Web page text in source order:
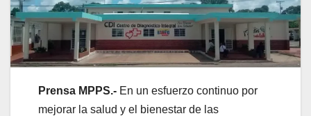
Prensa MPPS.- En un esfuerzo continuo por
mejorar la salud y el bienestar de las